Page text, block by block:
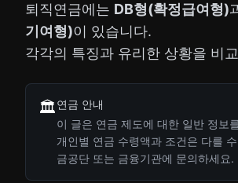
퇴직연금에는 DB형(확정급여형)
기여형)이 있습니다.
각각의 특징과 유리한 상황을 비
🏛️연금 안내
이 글은 연금 제도에 대한 일반 정보
개인별 연금 수령액과 조건은 다를
금공단 또는 금융기관에 문의하세요.